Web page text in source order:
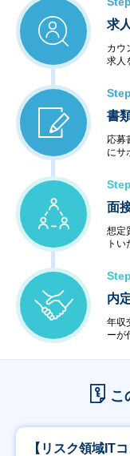
求
カウ
求人
書
応募
にサ
面
想定
トい
内
年収
ーが
こ
【リスク領域IT